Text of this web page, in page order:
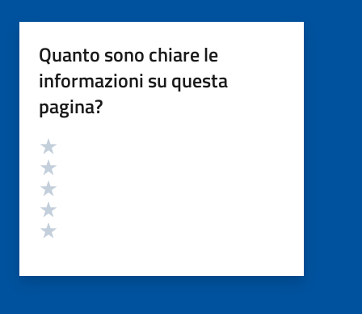
Quanto sono chiare le
informazioni su questa
pagina?
Valutazione